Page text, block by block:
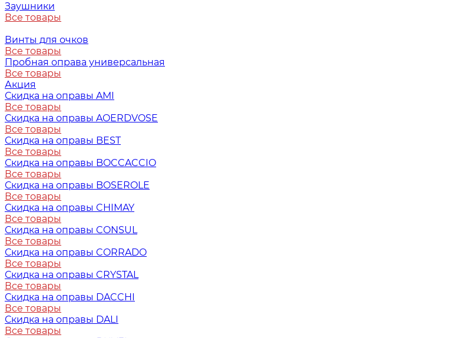
Заушники
Все товары
Винты для очков
Все товары
Пробная оправа универсальная
Все товары
Акция
Скидка на оправы AMI
Все товары
Скидка на оправы AOERDVOSE
Все товары
Скидка на оправы BEST
Все товары
Скидка на оправы BOCCACCIO
Все товары
Скидка на оправы BOSEROLE
Все товары
Скидка на оправы CHIMAY
Все товары
Скидка на оправы CONSUL
Все товары
Скидка на оправы CORRADO
Все товары
Скидка на оправы CRYSTAL
Все товары
Скидка на оправы DACCHI
Все товары
Скидка на оправы DALI
Все товары